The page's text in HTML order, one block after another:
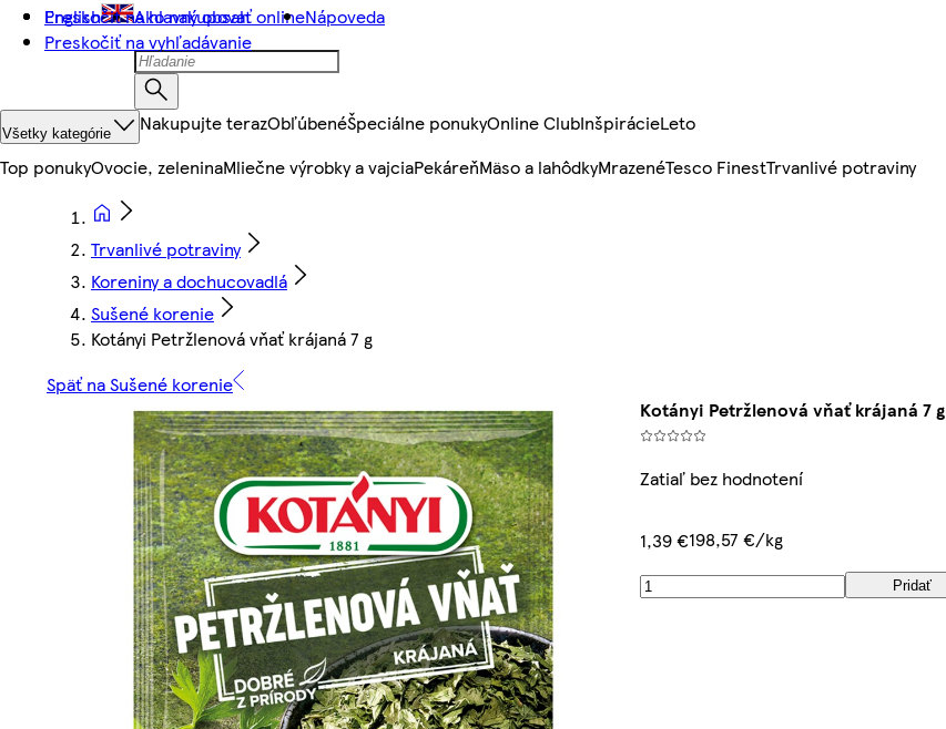
Preskočiť na hlavný obsah
Preskočiť na vyhľadávanie
English Ako nakupovať onlineNápoveda
Všetky kategórie Nakupujte terazObľúbenéŠpeciálne ponukyOnline ClubInšpirácieLeto
Top ponukyOvocie, zeleninaMliečne výrobky a vajciaPekáreňMäso a lahôdkyMrazenéTesco FinestTrvanlivé potraviny
Trvanlivé potraviny
Koreniny a dochucovadlá
Sušené korenie
Kotányi Petržlenová vňať krájaná 7 g
Späť na Sušené korenie
Kotányi Petržlenová vňať krájaná 7 g
Zatiaľ bez hodnotení
1,39 €198,57 €/kg
Pridať